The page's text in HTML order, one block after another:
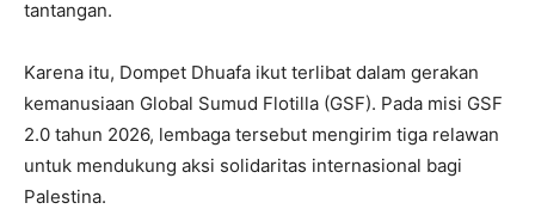
tantangan.
Karena itu, Dompet Dhuafa ikut terlibat dalam gerakan
kemanusiaan Global Sumud Flotilla (GSF). Pada misi GSF
2.0 tahun 2026, lembaga tersebut mengirim tiga relawan
untuk mendukung aksi solidaritas internasional bagi
Palestina.